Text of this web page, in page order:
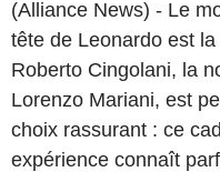
(Alliance News) - Le
tête de Leonardo est
Roberto Cingolani, la
Lorenzo Mariani, est
choix rassurant : ce
expérience connaît